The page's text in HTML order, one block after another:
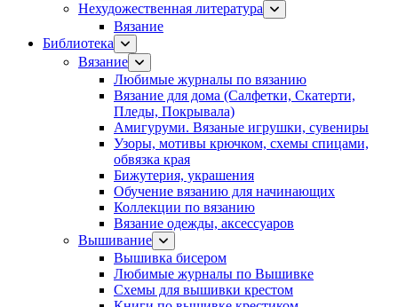
Нехудожественная литература
Вязание
Библиотека
Вязание
Любимые журналы по вязанию
Вязание для дома (Салфетки, Скатерти,
Пледы, Покрывала)
Амигуруми. Вязаные игрушки, сувениры
Узоры, мотивы крючком, схемы спицами,
обвязка края
Бижутерия, украшения
Обучение вязанию для начинающих
Коллекции по вязанию
Вязание одежды, аксессуаров
Вышивание
Вышивка бисером
Любимые журналы по Вышивке
Схемы для вышивки крестом